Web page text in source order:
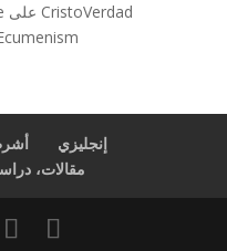
CristoVerdad على
إنجليزي
مقالات،